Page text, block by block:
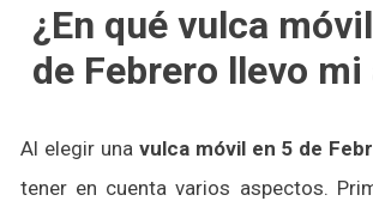
¿En qué vulca
de Febrero llevo mi
Al elegir una vulca móvil en 5 de
tener en cuenta varios aspectos.